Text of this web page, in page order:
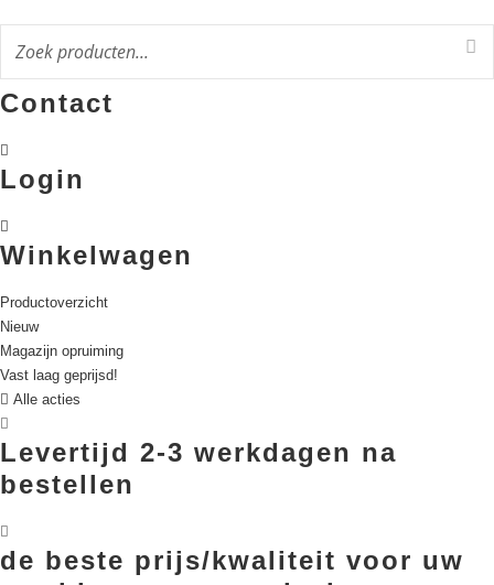
inhoud
Contact
Login
Winkelwagen
Productoverzicht
Nieuw
Magazijn opruiming
Vast laag geprijsd!
Alle acties
Levertijd 2-3 werkdagen na
bestellen
de beste prijs/kwaliteit voor uw